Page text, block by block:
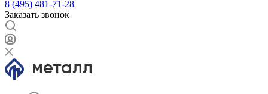
8 (495) 481-71-28
Заказать звонок